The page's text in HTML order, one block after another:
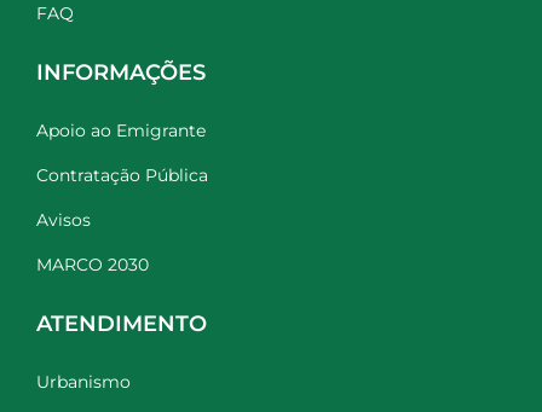
FAQ
INFORMAÇÕES
Apoio ao Emigrante
Contratação Pública
Avisos
MARCO 2030
ATENDIMENTO
Urbanismo